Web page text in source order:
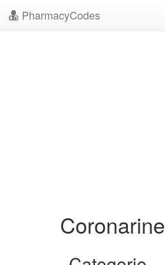
PharmacyCodes
Coronarine